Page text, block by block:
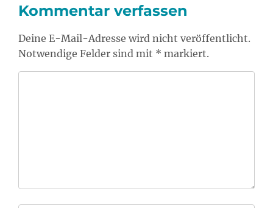
Kommentar verfassen
Deine E-Mail-Adresse wird nicht veröffentlicht.
Notwendige Felder sind mit * markiert.